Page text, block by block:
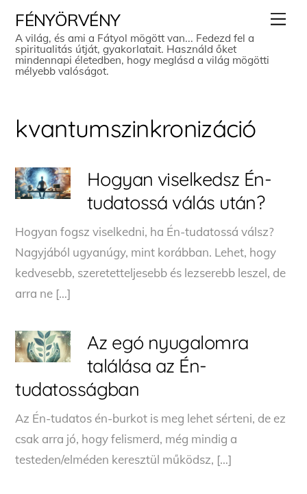
content
FÉNYÖRVÉNY
A világ, és ami a Fátyol mögött van... Fedezd fel a
spiritualitás útját, gyakorlatait. Használd őket
mindennapi életedben, hogy meglásd a világ mögötti
mélyebb valóságot.
kvantumszinkronizáció
Hogyan viselkedsz Én-
tudatossá válás után?
Hogyan fogsz viselkedni, ha Én-tudatossá válsz?
Nagyjából ugyanúgy, mint korábban. Lehet, hogy
kedvesebb, szeretetteljesebb és lezserebb leszel, de
arra ne […]
Az egó nyugalomra
találása az Én-
tudatosságban
Az Én-tudatos én-burkot is meg lehet sérteni, de ez
csak arra jó, hogy felismerd, még mindig a
testeden/elméden keresztül működsz, […]